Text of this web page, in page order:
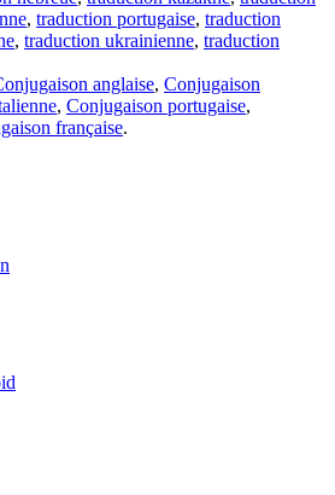
, traduction portugaise, traduction
, traduction ukrainienne, traduction
anglaise, Conjugaison
, Conjugaison portugaise,
française.